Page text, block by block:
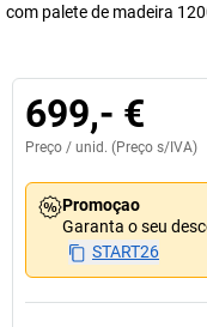
com palete de madeira
699,- €
Preço / unid. (Preço s/IVA)
Promoçao
Garanta o seu
START26